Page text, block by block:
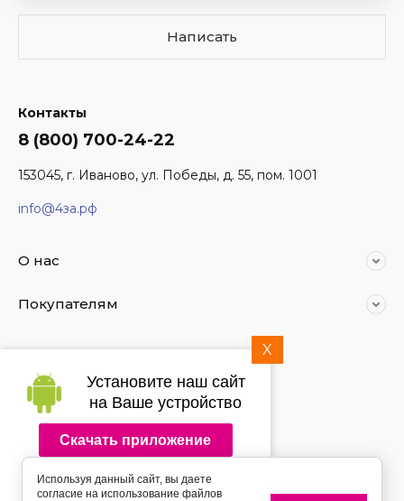
Написать
Контакты
8 (800) 700-24-22
153045, г. Иваново, ул. Победы, д. 55, пом. 1001
info@4за.рф
О нас
Покупателям
2014 - 2026 4за.рф
X
Установите наш сайт
на Ваше устройство
Скачать приложение
Подпишитесь на рассылку
Используя данный сайт, вы даете
согласие на использование файлов